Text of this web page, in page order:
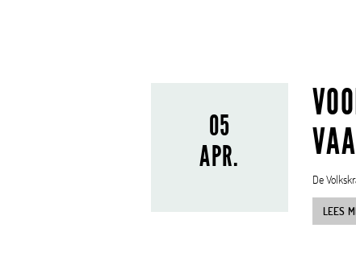
05
APR.
De
LEES